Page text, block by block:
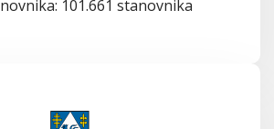
101.661 stanovnika